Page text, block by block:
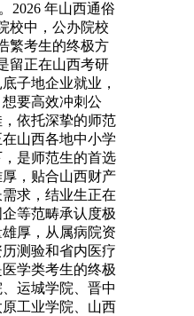
2026 年山西通俗
校中，公办院校
繁考生的终极方
正在山西考研
子地企业就业，
要高效冲刺公
依托深挚的师范
山西各地中小学
是师范生的首选
，贴合山西财产
求，结业生正在
等范畴承认度极
厚，从属病院资
测验和省内医疗
学类考生的终极
运城学院、晋中
工业学院、山西